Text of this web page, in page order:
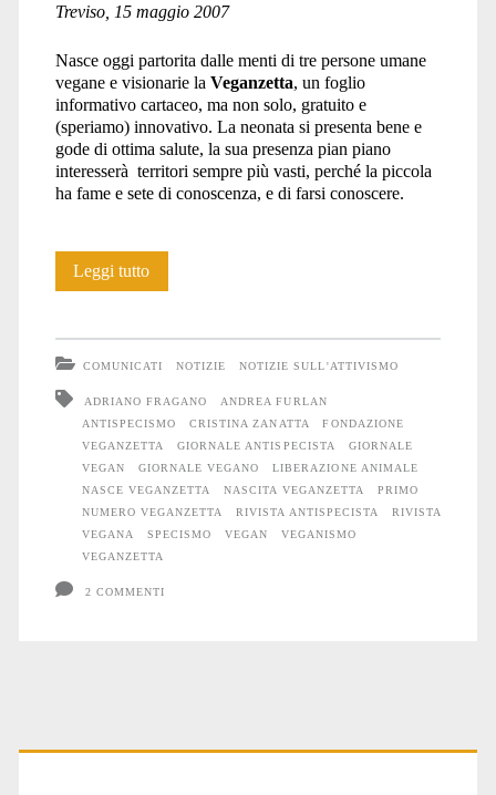
Treviso, 15 maggio 2007
Nasce oggi partorita dalle menti di tre persone umane
vegane e visionarie la Veganzetta, un foglio
informativo cartaceo, ma non solo, gratuito e
(speriamo) innovativo. La neonata si presenta bene e
gode di ottima salute, la sua presenza pian piano
interesserà territori sempre più vasti, perché la piccola
ha fame e sete di conoscenza, e di farsi conoscere.
Leggi tuttoNasce
COMUNICATI NOTIZIE NOTIZIE SULL'ATTIVISMO
ADRIANO FRAGANO
ANDREA FURLAN
ANTISPECISMO
CRISTINA ZANATTA
FONDAZIONE
VEGANZETTA
GIORNALE ANTISPECISTA
GIORNALE
VEGAN
GIORNALE VEGANO
LIBERAZIONE ANIMALE
NASCE VEGANZETTA
NASCITA VEGANZETTA
PRIMO
NUMERO VEGANZETTA
RIVISTA ANTISPECISTA
RIVISTA
VEGANA
SPECISMO VEGAN
VEGANISMO
VEGANZETTA
2 COMMENTI
Primary